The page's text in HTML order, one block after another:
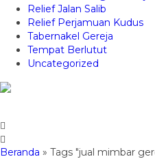
Relief Jalan Salib
Relief Perjamuan Kudus
Tabernakel Gereja
Tempat Berlutut
Uncategorized
Beranda » Tags "jual mimbar